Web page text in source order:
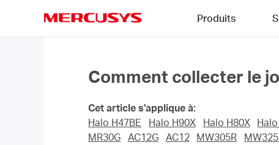
Produits
Comment collecter le
Cet article s'applique à:
Halo H47BE
Halo H90X Halo H80X
MR30G AC12G AC12 MW305R